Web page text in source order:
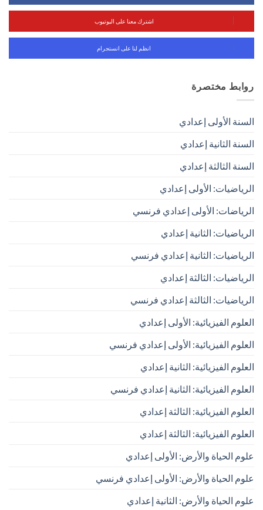
اشترك معنا على اليوتيوب
انظم لنا على انستجرام
روابط مختصرة
السنة الأولى إعدادي
السنة الثانية إعدادي
السنة الثالثة إعدادي
الرياضيات: الأولى إعدادي
الرياضات: الأولى إعدادي فرنسي
الرياضيات: الثانية إعدادي
الرياضيات: الثانية إعدادي فرنسي
الرياضيات: الثالثة إعدادي
الرياضيات: الثالثة إعدادي فرنسي
العلوم الفيزيائية: الأولى إعدادي
العلوم الفيزيائية: الأولى إعدادي فرنسي
العلوم الفيزيائية: الثانية إعدادي
العلوم الفيزيائية: الثانية إعدادي فرنسي
العلوم الفيزيائية: الثالثة إعدادي
العلوم الفيزيائية: الثالثة إعدادي
علوم الحياة والأرض: الأولى إعدادي
علوم الحياة والأرض: الأولى إعدادي فرنسي
علوم الحياة والأرض: الثانية إعدادي